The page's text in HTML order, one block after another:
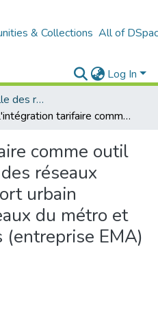
& Collections All of
Log In
Economie industrielle des réseaux et infrastructures
L'intégration tarifaire comme outil d'interopérabilité des réseaux publics de transport urbain Algérois: cas réseaux du métro et tramway Algérois (entreprise EMA)
comme outil
réseaux
urbain
du métro et
EMA)